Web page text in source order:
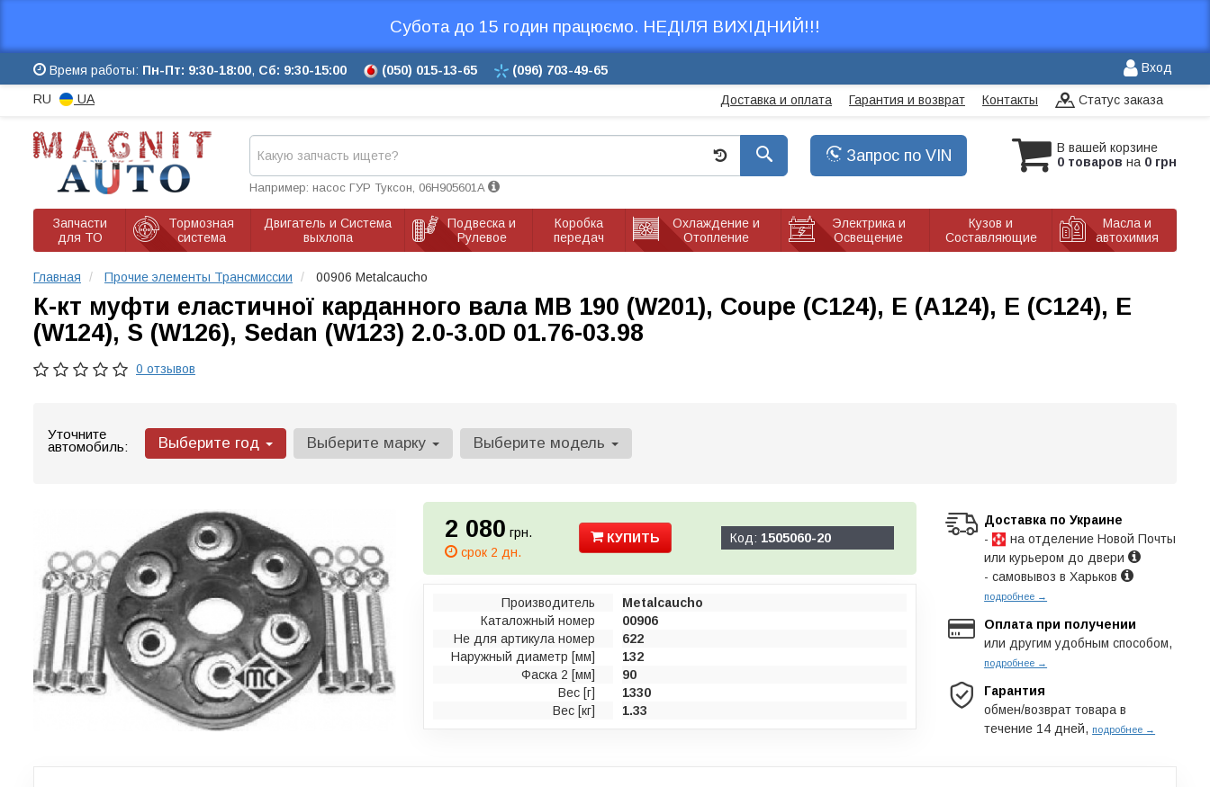
Субота до 15 годин працюємо. НЕДІЛЯ ВИХІДНИЙ!!!
Время работы: Пн-Пт: 9:30-18:00, Сб: 9:30-15:00 (050) 015-13-65 (096) 703-49-65 Вход
RU UA Доставка и оплата Гарантия и возврат Контакты Статус заказа
В вашей корзине
0 товаров на 0 грн
Запрос по VIN
Например: насос ГУР Туксон, 06H905601A
Запчасти
для ТО
Тормозная
система
Двигатель и Система
выхлопа
Подвеска и
Рулевое
Коробка
передач
Охлаждение и
Отопление
Электрика и
Освещение
Кузов и
Составляющие
Масла и
автохимия
Главная Прочие элементы Трансмиссии 00906 Metalcaucho
К-кт муфти еластичної карданного вала MB 190 (W201), Coupe (C124), E (A124), E (C124), E
(W124), S (W126), Sedan (W123) 2.0-3.0D 01.76-03.98
0 отзывов
Уточните
автомобиль:
Выберите год Выберите марку Выберите модель
2 080 грн.
срок 2 дн.
КУПИТЬ Код: 1505060-20
Производитель
Metalcaucho
Каталожный номер
00906
Не для артикула номер
622
Наружный диаметр [мм]
132
Фаска 2 [мм]
90
Вес [г]
1330
Вес [кг]
1.33
Доставка по Украине
-
на отделение Новой Почты
или курьером до двери
- самовывоз в Харьков
подробнее →
Оплата при получении
или другим удобным способом,
подробнее →
Гарантия
обмен/возврат товара в
течение 14 дней, подробнее →